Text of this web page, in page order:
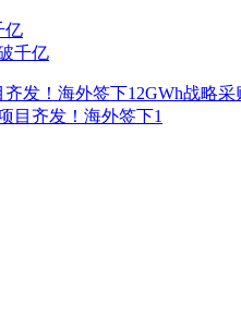
千亿
目齐发！海外签下1